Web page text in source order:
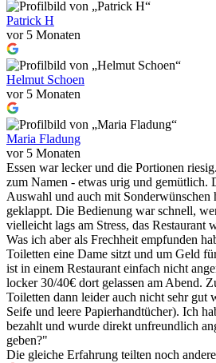
Patrick H
vor 5 Monaten
Helmut Schoen
vor 5 Monaten
Maria Fladung
vor 5 Monaten
Essen war lecker und die Portionen
zum Namen - etwas urig und gemütlich.
Auswahl und auch mit Sonderwünschen
geklappt. Die Bedienung war schnell,
vielleicht lags am Stress, das Restaurant
Was ich aber als Frechheit empfunden
Toiletten eine Dame sitzt und um Geld
ist in einem Restaurant einfach nicht
locker 30/40€ dort gelassen am Abend.
Toiletten dann leider auch nicht sehr gut
Seife und leere Papierhandtücher). Ich
bezahlt und wurde direkt unfreundlich
geben?"
Die gleiche Erfahrung teilten noch